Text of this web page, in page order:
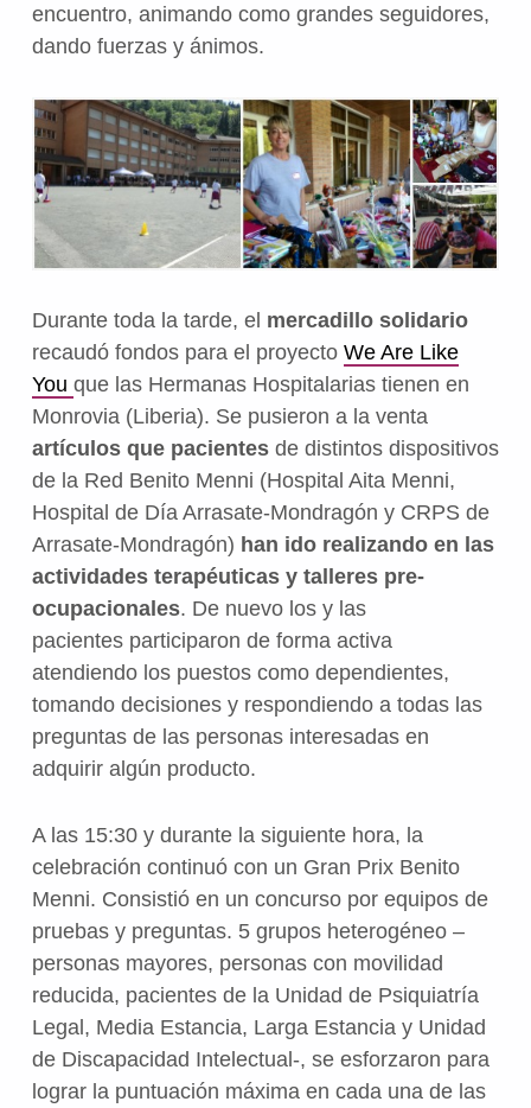
encuentro, animando como grandes seguidores,
dando fuerzas y ánimos.
Durante toda la tarde, el mercadillo solidario
recaudó fondos para el proyecto We Are Like
You que las Hermanas Hospitalarias tienen en
Monrovia (Liberia). Se pusieron a la venta
artículos que pacientesde distintos dispositivos
de la Red Benito Menni (Hospital Aita Menni,
Hospital de Día Arrasate-Mondragón y CRPS de
Arrasate-Mondragón) han ido realizando en las
actividades terapéuticas y talleres pre-
ocupacionales. De nuevo los y las
pacientes participaron de forma activa
atendiendo los puestos como dependientes,
tomando decisiones y respondiendo a todas las
preguntas de las personas interesadas en
adquirir algún producto.
A las 15:30 y durante la siguiente hora, la
celebración continuó con un Gran Prix Benito
Menni. Consistió en un concurso por equipos de
pruebas y preguntas. 5 grupos heterogéneo –
personas mayores, personas con movilidad
reducida, pacientes de la Unidad de Psiquiatría
Legal, Media Estancia, Larga Estancia y Unidad
de Discapacidad Intelectual-, se esforzaron para
lograr la puntuación máxima en cada una de las